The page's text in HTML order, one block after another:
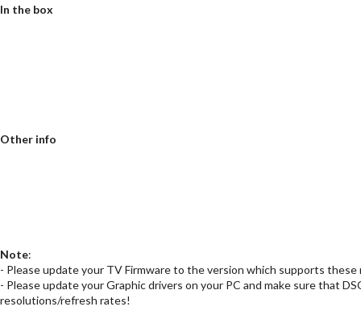
In the box
Other info
Note:
- Please update your TV Firmware to the version which supports
- Please update your Graphic drivers on your PC and make sure that
resolutions/refresh rates!